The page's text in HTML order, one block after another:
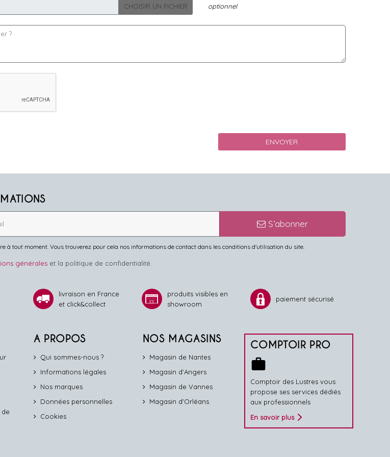
CHOISIR UN FICHIER optionnel
S’abonner
à tout moment. Vous trouverez pour cela nos informations de contact dans les conditions d'utilisation du site.
généraleset la politique de confidentialité.
livraison en France
et click&collect
produits visibles en
showroom
paiement sécurisé
A PROPOS
Qui sommes-nous ?
Informations légales
Nos marques
Données personnelles
Cookies
NOS MAGASINS
Magasin de Nantes
Magasin d'Angers
Magasin de Vannes
Magasin d'Orléans
COMPTOIR PRO
work
Comptoir des Lustres vous
propose ses services dédiés
aux professionnels
En savoir plus